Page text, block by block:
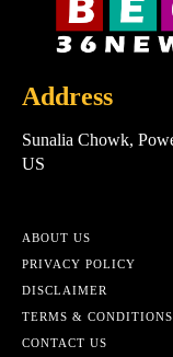
Address
Sunalia Chowk,
US
ABOUT US
PRIVACY POLICY
DISCLAIMER
TERMS & CONDITIONS
CONTACT US